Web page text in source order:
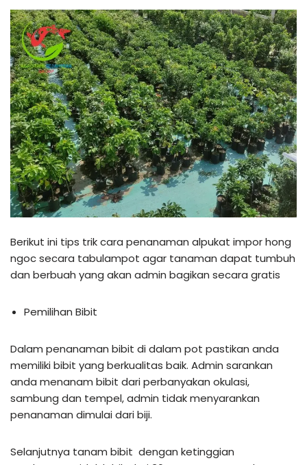
Berikut ini tips trik cara penanaman alpukat impor hong
ngoc secara tabulampot agar tanaman dapat tumbuh
dan berbuah yang akan admin bagikan secara gratis
Pemilihan Bibit
Dalam penanaman bibit di dalam pot pastikan anda
memiliki bibit yang berkualitas baik. Admin sarankan
anda menanam bibit dari perbanyakan okulasi,
sambung dan tempel, admin tidak menyarankan
penanaman dimulai dari biji.
Selanjutnya tanam bibit dengan ketinggian